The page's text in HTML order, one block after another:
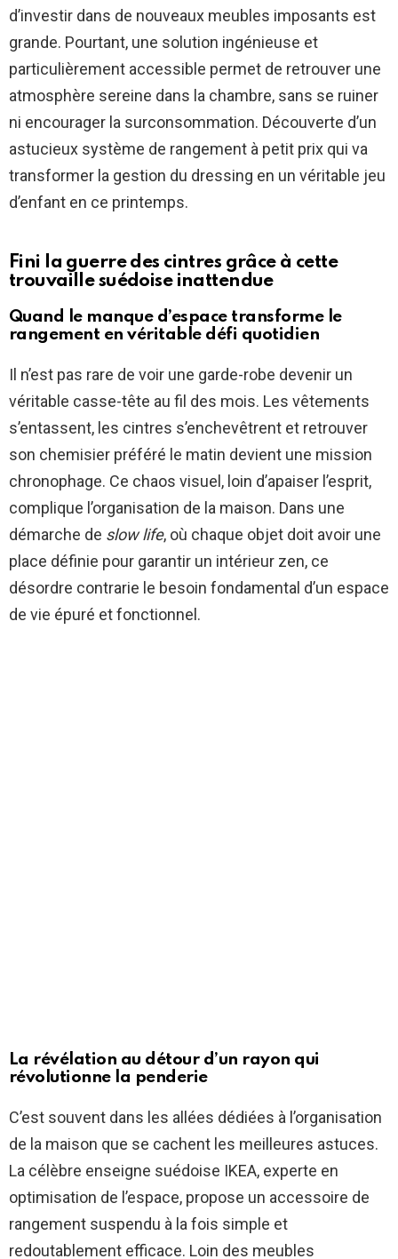
d’investir dans de nouveaux meubles imposants est
grande. Pourtant, une solution ingénieuse et
particulièrement accessible permet de retrouver une
atmosphère sereine dans la chambre, sans se ruiner
ni encourager la surconsommation. Découverte d’un
astucieux système de rangement à petit prix qui va
transformer la gestion du dressing en un véritable jeu
d’enfant en ce printemps.
Fini la guerre des cintres grâce à cette
trouvaille suédoise inattendue
Quand le manque d’espace transforme le
rangement en véritable défi quotidien
Il n’est pas rare de voir une garde-robe devenir un
véritable casse-tête au fil des mois. Les vêtements
s’entassent, les cintres s’enchevêtrent et retrouver
son chemisier préféré le matin devient une mission
chronophage. Ce chaos visuel, loin d’apaiser l’esprit,
complique l’organisation de la maison. Dans une
démarche de slow life, où chaque objet doit avoir une
place définie pour garantir un intérieur zen, ce
désordre contrarie le besoin fondamental d’un espace
de vie épuré et fonctionnel.
La révélation au détour d’un rayon qui
révolutionne la penderie
C’est souvent dans les allées dédiées à l’organisation
de la maison que se cachent les meilleures astuces.
La célèbre enseigne suédoise IKEA, experte en
optimisation de l’espace, propose un accessoire de
rangement suspendu à la fois simple et
redoutablement efficace. Loin des meubles